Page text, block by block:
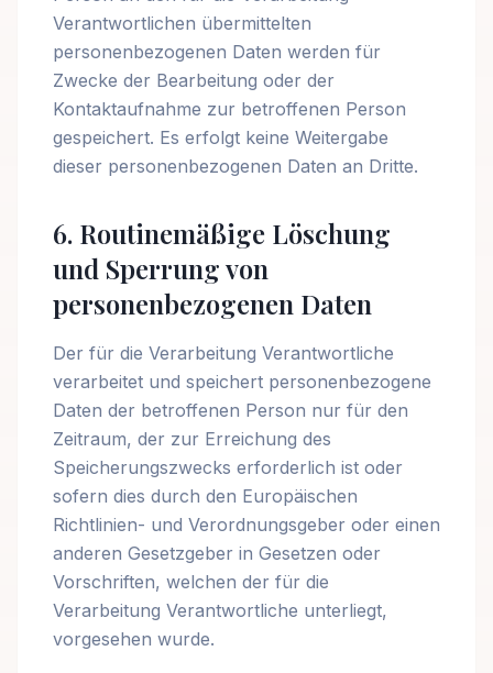
Verantwortlichen übermittelten
personenbezogenen Daten werden für
Zwecke der Bearbeitung oder der
Kontaktaufnahme zur betroffenen Person
gespeichert. Es erfolgt keine Weitergabe
dieser personenbezogenen Daten an Dritte.
6. Routinemäßige Löschung
und Sperrung von
personenbezogenen Daten
Der für die Verarbeitung Verantwortliche
verarbeitet und speichert personenbezogene
Daten der betroffenen Person nur für den
Zeitraum, der zur Erreichung des
Speicherungszwecks erforderlich ist oder
sofern dies durch den Europäischen
Richtlinien- und Verordnungsgeber oder einen
anderen Gesetzgeber in Gesetzen oder
Vorschriften, welchen der für die
Verarbeitung Verantwortliche unterliegt,
vorgesehen wurde.